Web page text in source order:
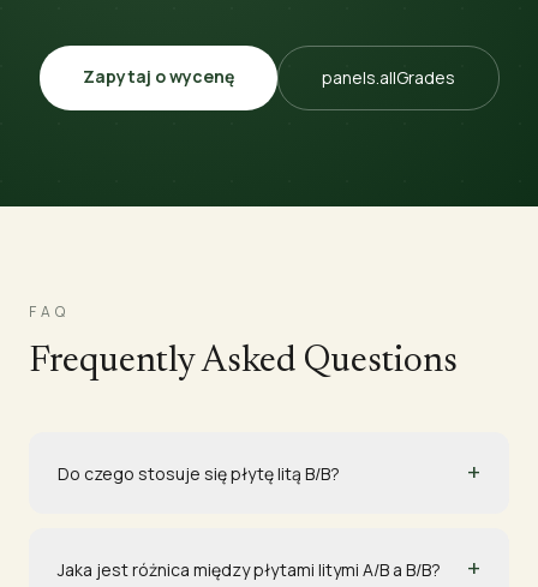
Zapytaj o wycenę panels.allGrades
FAQ
Frequently Asked Questions
Do czego stosuje się płytę litą B/B? +
Jaka jest różnica między płytami litymi A/B a B/B? +